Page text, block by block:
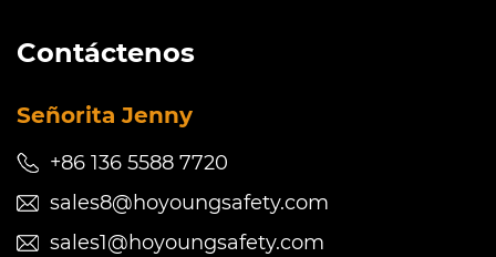
Contáctenos
Señorita Jenny
+86 136 5588 7720
sales8@hoyoungsafety.com
sales1@hoyoungsafety.com